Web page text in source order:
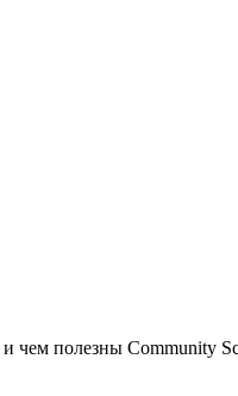
чем полезны Community